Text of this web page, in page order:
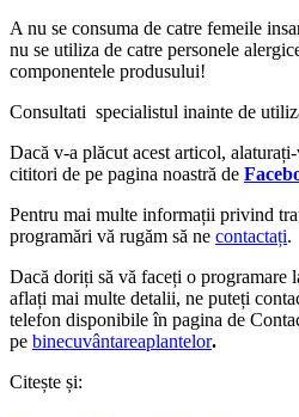
A nu se consuma de catre femeile
nu se utiliza de catre personele
componentele produsului!
Consultati specialistul inainte de
Dacă v-a plăcut acest articol,
cititori de pe pagina noastră de
Pentru mai multe informații privind
programări vă rugăm să ne contactați.
Dacă doriți să vă faceți o programare
aflați mai multe detalii, ne puteți
telefon disponibile în pagina de
pe binecuvântareaplantelor.
Citește și: